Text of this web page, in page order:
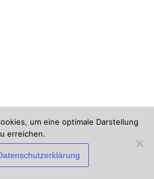
Informationen werden möglicherweise
Website verarbeitet. Wenn du fortfährst,
und gibst dazu dein Einverständnis.
um eine optimale Darstellung
erreichen.